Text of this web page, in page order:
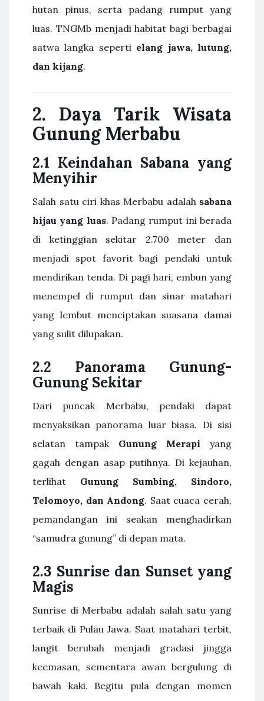
hutan pinus, serta padang rumput yang
luas. TNGMb menjadi habitat bagi berbagai
satwa langka seperti elang jawa, lutung,
dan kijang.
2. Daya Tarik Wisata
Gunung Merbabu
2.1 Keindahan Sabana yang
Menyihir
Salah satu ciri khas Merbabu adalah sabana
hijau yang luas. Padang rumput ini berada
di ketinggian sekitar 2.700 meter dan
menjadi spot favorit bagi pendaki untuk
mendirikan tenda. Di pagi hari, embun yang
menempel di rumput dan sinar matahari
yang lembut menciptakan suasana damai
yang sulit dilupakan.
2.2 Panorama Gunung-
Gunung Sekitar
Dari puncak Merbabu, pendaki dapat
menyaksikan panorama luar biasa. Di sisi
selatan tampak Gunung Merapi yang
gagah dengan asap putihnya. Di kejauhan,
terlihat Gunung Sumbing, Sindoro,
Telomoyo, dan Andong. Saat cuaca cerah,
pemandangan ini seakan menghadirkan
“samudra gunung” di depan mata.
2.3 Sunrise dan Sunset yang
Magis
Sunrise di Merbabu adalah salah satu yang
terbaik di Pulau Jawa. Saat matahari terbit,
langit berubah menjadi gradasi jingga
keemasan, sementara awan bergulung di
bawah kaki. Begitu pula dengan momen